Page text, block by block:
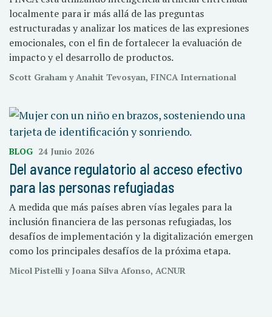
localmente para ir más allá de las preguntas
estructuradas y analizar los matices de las expresiones
emocionales, con el fin de fortalecer la evaluación de
impacto y el desarrollo de productos.
Scott Graham y Anahit Tevosyan, FINCA International
BLOG 24 Junio 2026
Del avance regulatorio al acceso efectivo
para las personas refugiadas
A medida que más países abren vías legales para la
inclusión financiera de las personas refugiadas, los
desafíos de implementación y la digitalización emergen
como los principales desafíos de la próxima etapa.
Micol Pistelli y Joana Silva Afonso, ACNUR